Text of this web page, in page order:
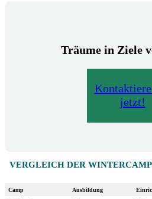
Träume in Ziele
jetzt!
VERGLEICH DER
Camp Ausbildung